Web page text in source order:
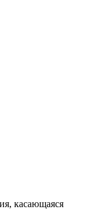
касающаяся